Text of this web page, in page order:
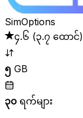
SimOptions
၄.၆ (၃.၇ ထောင်)
၅ GB
၃၀ရက်များ